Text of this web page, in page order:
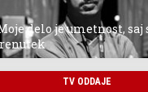
delo je umetnost,
TV ODDAJE